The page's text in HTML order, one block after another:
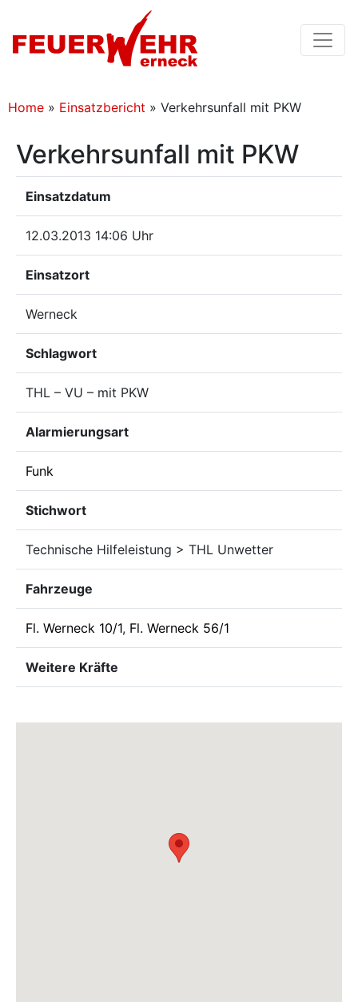
Home » Einsatzbericht » Verkehrsunfall mit PKW
Verkehrsunfall mit PKW
Einsatzdatum
12.03.2013 14:06 Uhr
Einsatzort
Werneck
Schlagwort
THL – VU – mit PKW
Alarmierungsart
Funk
Stichwort
Technische Hilfeleistung > THL Unwetter
Fahrzeuge
Fl. Werneck 10/1, Fl. Werneck 56/1
Weitere Kräfte